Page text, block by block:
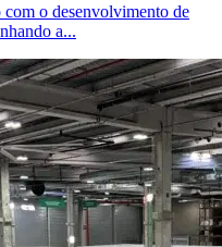
o desenvolvimento de
a...